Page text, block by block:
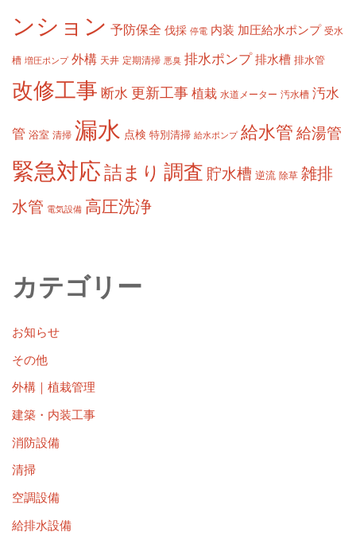
ンション 予防保全 伐採 停電 内装 加圧給水ポンプ 受水
槽 増圧ポンプ 外構 天井 定期清掃 悪臭 排水ポンプ 排水槽 排水管
改修工事 断水 更新工事 植栽 水道メーター 汚水槽 汚水
管 浴室 清掃 漏水 点検 特別清掃 給水ポンプ 給水管 給湯管
緊急対応詰まり 調査 貯水槽 逆流 除草 雑排
水管 電気設備 高圧洗浄
カテゴリー
お知らせ
その他
外構｜植栽管理
建築・内装工事
消防設備
清掃
空調設備
給排水設備